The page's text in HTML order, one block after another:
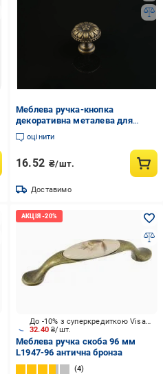
Меблева ручка-кнопка
декоративна металева для
скриньок і скринь 27х26 мм
Антична Бронзовий (B-106-2)
оцінити
16.52 ₴/шт.
Доставимо
32.40₴/шт.
До -10% з суперкредиткою Visa Вигода
Меблева ручка скоба 96 мм
L1947-96 антична бронза
4